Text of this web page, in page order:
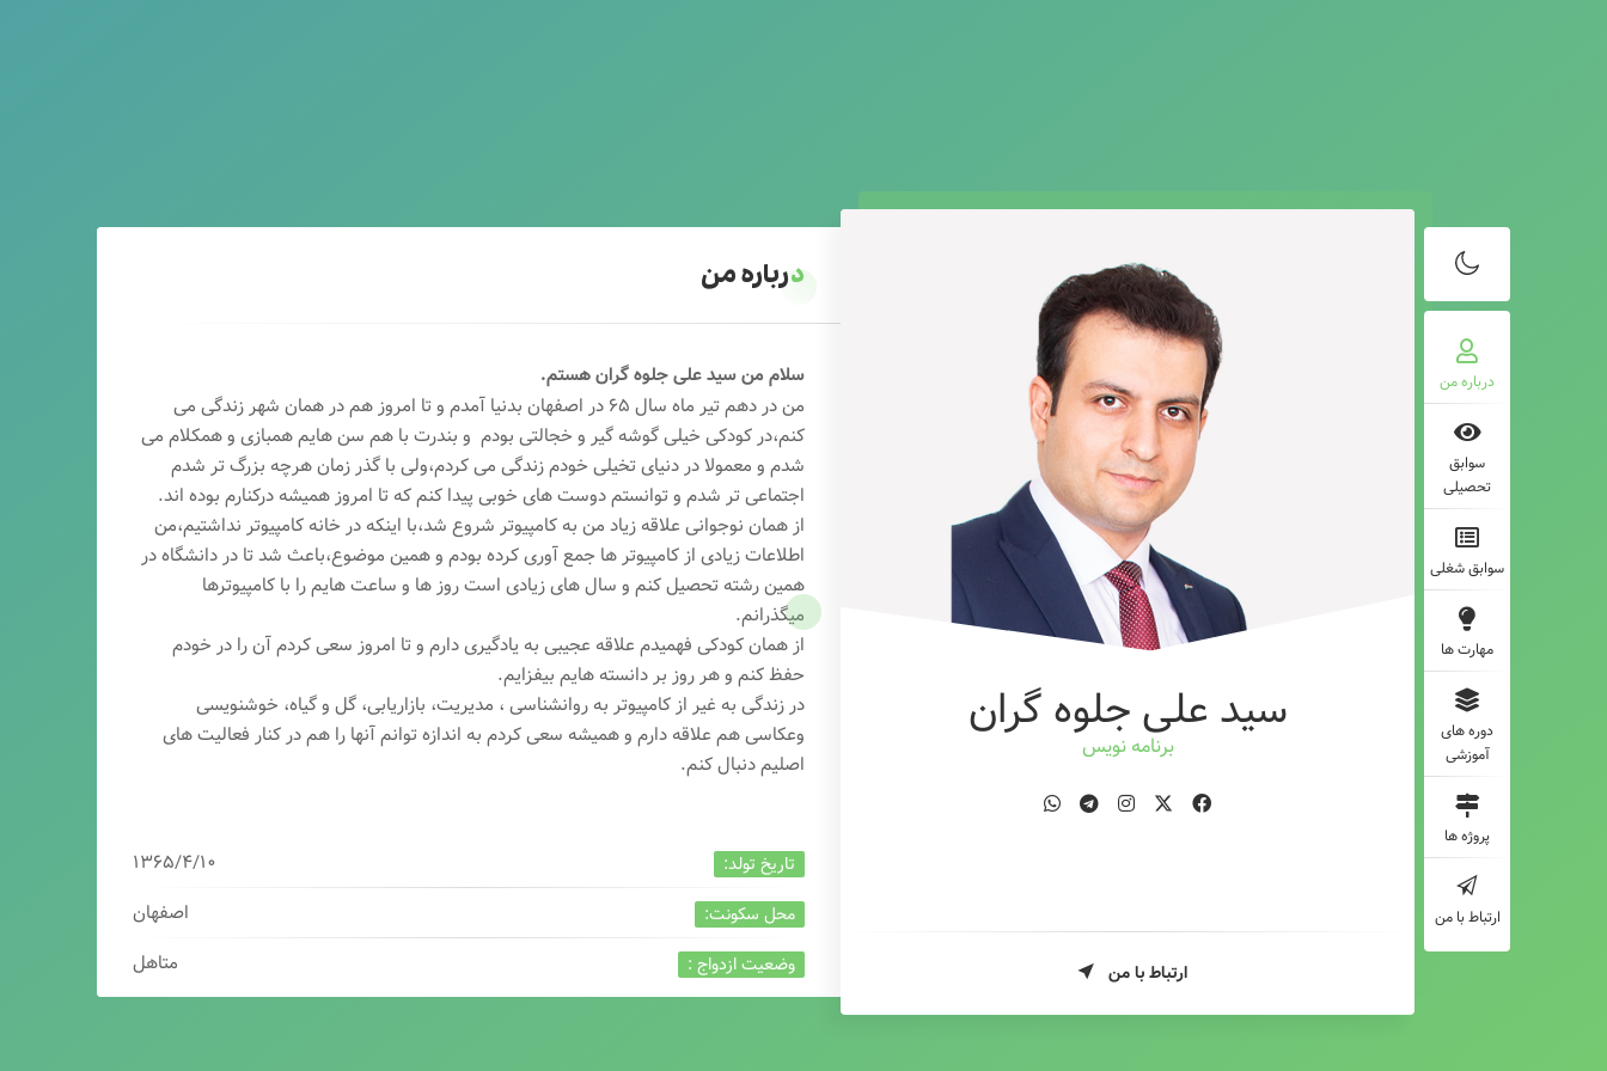
درباره من
سوابق
تحصیلی
سوابق شغلی
مهارت ها
دوره های
آموزشی
پروژه ها
ارتباط با من
سید علی جلوه گران
برنامه نویس
ارتباط با من
درباره من
سلام من سید علی جلوه گران هستم.
من در دهم تیر ماه سال ۶۵ در اصفهان بدنیا آمدم و تا امروز هم در همان شهر زندگی می
کنم،در کودکی خیلی گوشه گیر و خجالتی بودم و بندرت با هم سن هایم همبازی و همکلام می
شدم و معمولا در دنیای تخیلی خودم زندگی می کردم،ولی با گذر زمان هرچه بزرگ تر شدم
اجتماعی تر شدم و توانستم دوست های خوبی پیدا کنم که تا امروز همیشه درکنارم بوده اند.
از همان نوجوانی علاقه زیاد من به کامپیوتر شروع شد،با اینکه در خانه کامپیوتر نداشتیم،من
اطلاعات زیادی از کامپیوتر ها جمع آوری کرده بودم و همین موضوع،باعث شد تا در دانشگاه در
همین رشته تحصیل کنم و سال های زیادی است روز ها و ساعت هایم را با کامپیوترها
میگذرانم.
از همان کودکی فهمیدم علاقه عجیبی به یادگیری دارم و تا امروز سعی کردم آن را در خودم
حفظ کنم و هر روز بر دانسته هایم بیفزایم.
در زندگی به غیر از کامپیوتر به روانشناسی ، مدیریت، بازاریابی، گل و گیاه، خوشنویسی
وعکاسی هم علاقه دارم و همیشه سعی کردم به اندازه توانم آنها را هم در کنار فعالیت های
اصلیم دنبال کنم.
تاریخ تولد: ۱۳۶۵/۴/۱۰
محل سکونت: اصفهان
وضعیت ازدواج : متاهل